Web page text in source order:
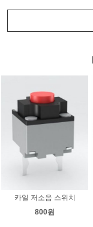
카일 저소음 스위치
800원